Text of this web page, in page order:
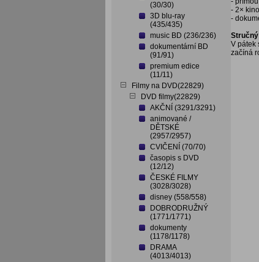
(30/30)
3D blu-ray
(435/435)
music BD (236/236)
dokumentární BD
(91/91)
premium edice
(11/11)
Filmy na DVD(22829)
DVD filmy(22829)
AKČNÍ (3291/3291)
animované /
DĚTSKÉ
(2957/2957)
CVIČENÍ (70/70)
časopis s DVD
(12/12)
ČESKÉ FILMY
(3028/3028)
disney (558/558)
DOBRODRUŽNÝ
(1771/1771)
dokumenty
(1178/1178)
DRAMA
(4013/4013)
- 2×
-
V pátek
začíná